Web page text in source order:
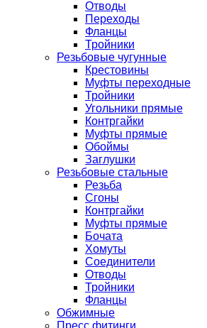
Отводы
Переходы
Фланцы
Тройники
Резьбовые чугунные
Крестовины
Муфты переходные
Тройники
Угольники прямые
Контргайки
Муфты прямые
Обоймы
Заглушки
Резьбовые стальные
Резьба
Сгоны
Контргайки
Муфты прямые
Бочата
Хомуты
Соединители
Отводы
Тройники
Фланцы
Обжимные